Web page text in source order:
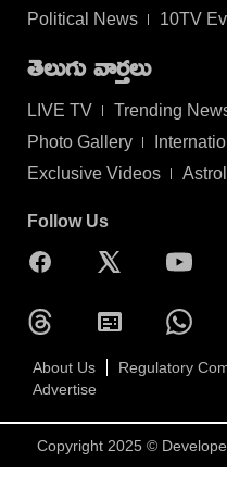
Political News
10TV
తెలుగు వార్తలు
LIVE TV Trending
Photo Gallery
Exclusive Videos
Follow Us
About Us Regulatory
Advertise
Copyright 2025 ©